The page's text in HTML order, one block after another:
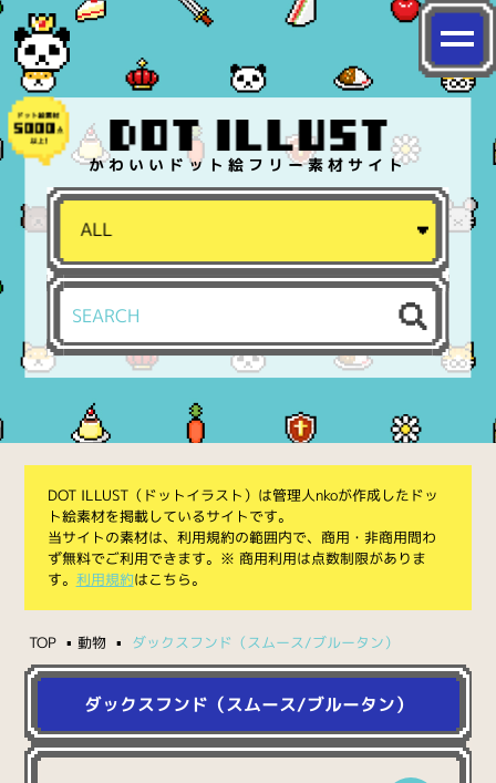
かわいいドット絵フリー素材サイト
DOT ILLUST（ドットイラスト）は管理人nkoが作成したドッ
ト絵素材を掲載しているサイトです。
当サイトの素材は、利用規約の範囲内で、商用・非商用問わ
ず無料でご利用できます。※ 商用利用は点数制限がありま
す。 利用規約はこちら。
TOP 動物 ダックスフンド（スムース/ブルータン）
ダックスフンド（スムース/ブルータン）